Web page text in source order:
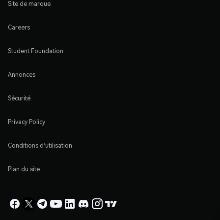
Site de marque
Careers
Student Foundation
Annonces
Sécurité
Privacy Policy
Conditions d'utilisation
Plan du site